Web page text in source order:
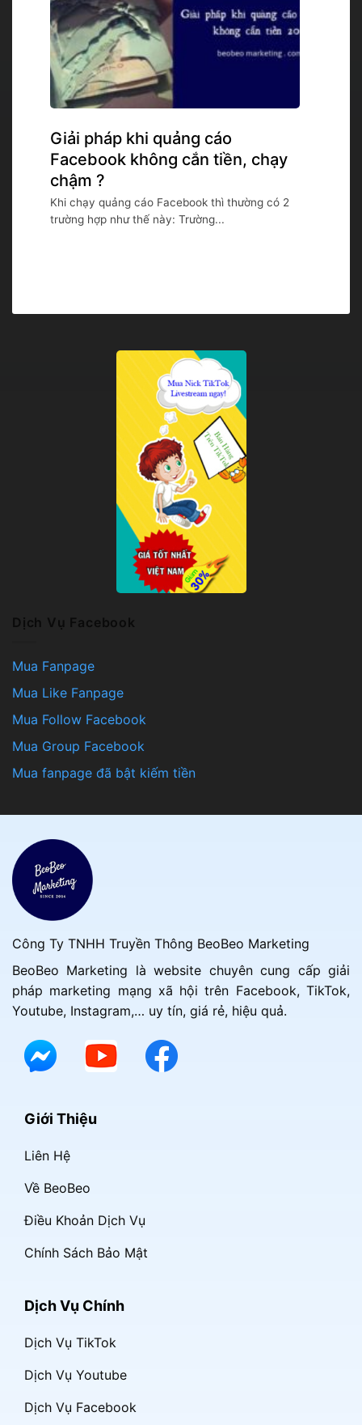
Giải pháp khi quảng cáo
Facebook không cắn tiền, chạy
chậm ?
Khi chạy quảng cáo Facebook thì thường có 2
trường hợp như thế này: Trường...
Dịch Vụ Facebook
Mua Fanpage
Mua Like Fanpage
Mua Follow Facebook
Mua Group Facebook
Mua fanpage đã bật kiếm tiền
Công Ty TNHH Truyền Thông BeoBeo Marketing
BeoBeo Marketing là website chuyên cung cấp giải
pháp marketing mạng xã hội trên Facebook, TikTok,
Youtube, Instagram,… uy tín, giá rẻ, hiệu quả.
Giới Thiệu
Liên Hệ
Về BeoBeo
Điều Khoản Dịch Vụ
Chính Sách Bảo Mật
Dịch Vụ Chính
Dịch Vụ TikTok
Dịch Vụ Youtube
Dịch Vụ Facebook